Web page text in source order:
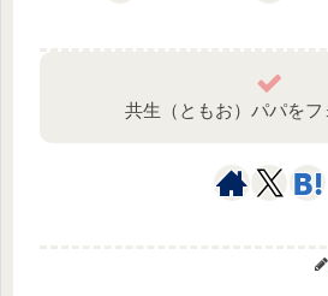
共生（ともお）パパをフ